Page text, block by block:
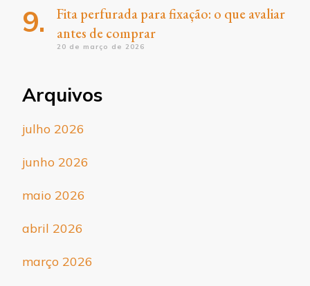
Fita perfurada para fixação: o que avaliar
antes de comprar
20 de março de 2026
Arquivos
julho 2026
junho 2026
maio 2026
abril 2026
março 2026